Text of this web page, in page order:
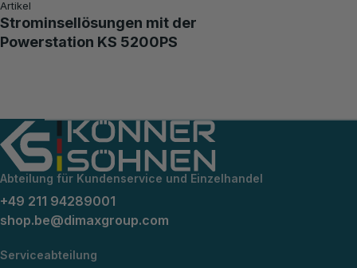
Artikel
Strominsellösungen mit der
Powerstation KS 5200PS
Abteilung für Kundenservice und Einzelhandel
+49 211 94289001
shop.be@dimaxgroup.com
Serviceabteilung